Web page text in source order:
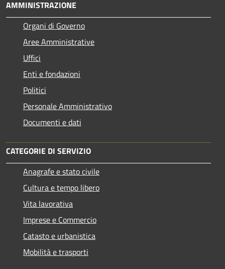
AMMINISTRAZIONE
Organi di Governo
Aree Amministrative
Uffici
Enti e fondazioni
Politici
Personale Amministrativo
Documenti e dati
CATEGORIE DI SERVIZIO
Anagrafe e stato civile
Cultura e tempo libero
Vita lavorativa
Imprese e Commercio
Catasto e urbanistica
Mobilità e trasporti